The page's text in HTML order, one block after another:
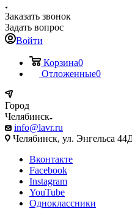
Заказать звонок
Задать вопрос
Войти
Корзина0
Отложенные0
Город
Челябинск
info@lavr.ru
Челябинск, ул. Энгельса
Вконтакте
Facebook
Instagram
YouTube
Одноклассники